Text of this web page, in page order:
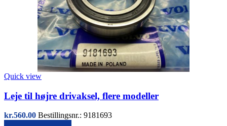
Quick view
Leje til højre drivaksel, flere modeller
kr.560.00 Bestillingsnr.: 9181693